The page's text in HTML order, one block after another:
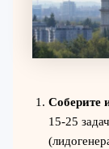
Соберите
15-25